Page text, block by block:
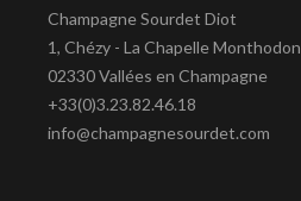
Champagne Sourdet Diot
1, Chézy - La Chapelle Monthodon
02330 Vallées en Champagne
+33(0)3.23.82.46.18
info@champagnesourdet.com